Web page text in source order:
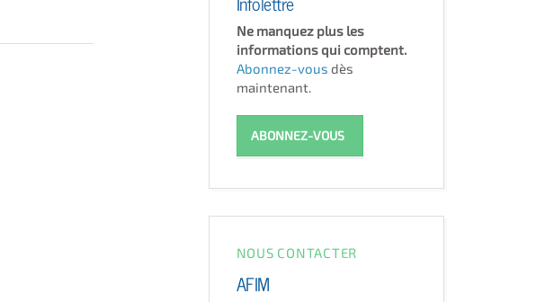
Ne manquez plus les
informations qui comptent.
Abonnez-vous dès
maintenant.
ABONNEZ-VOUS
NOUS CONTACTER
AFIM